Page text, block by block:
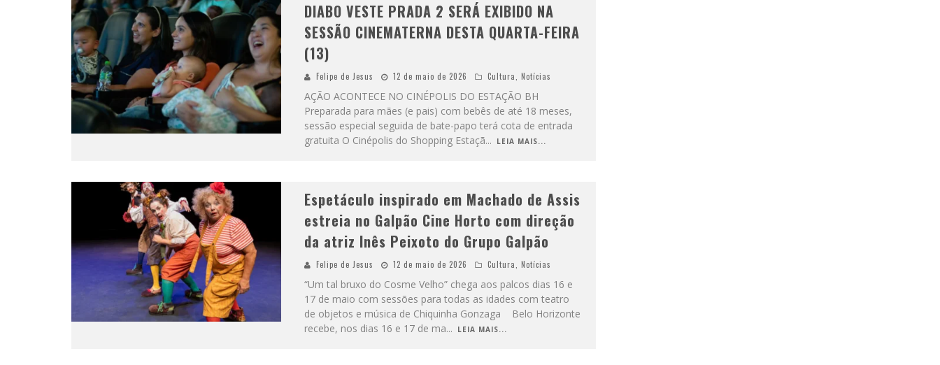
DIABO VESTE PRADA 2 SERÁ EXIBIDO NA
SESSÃO CINEMATERNA DESTA QUARTA-FEIRA
(13)
Felipe de Jesus 12 de maio de 2026 Cultura Notícias
AÇÃO ACONTECE NO CINÉPOLIS DO ESTAÇÃO BH
Preparada para mães (e pais) com bebês de até 18 meses,
sessão especial seguida de bate-papo terá cota de entrada
gratuita O Cinépolis do Shopping Estaçã... LEIA MAIS...
Espetáculo inspirado em Machado de Assis
estreia no Galpão Cine Horto com direção
da atriz Inês Peixoto do Grupo Galpão
Felipe de Jesus 12 de maio de 2026 Cultura Notícias
“Um tal bruxo do Cosme Velho” chega aos palcos dias 16 e
17 de maio com sessões para todas as idades com teatro
de objetos e música de Chiquinha Gonzaga Belo Horizonte
recebe, nos dias 16 e 17 de ma... LEIA MAIS...